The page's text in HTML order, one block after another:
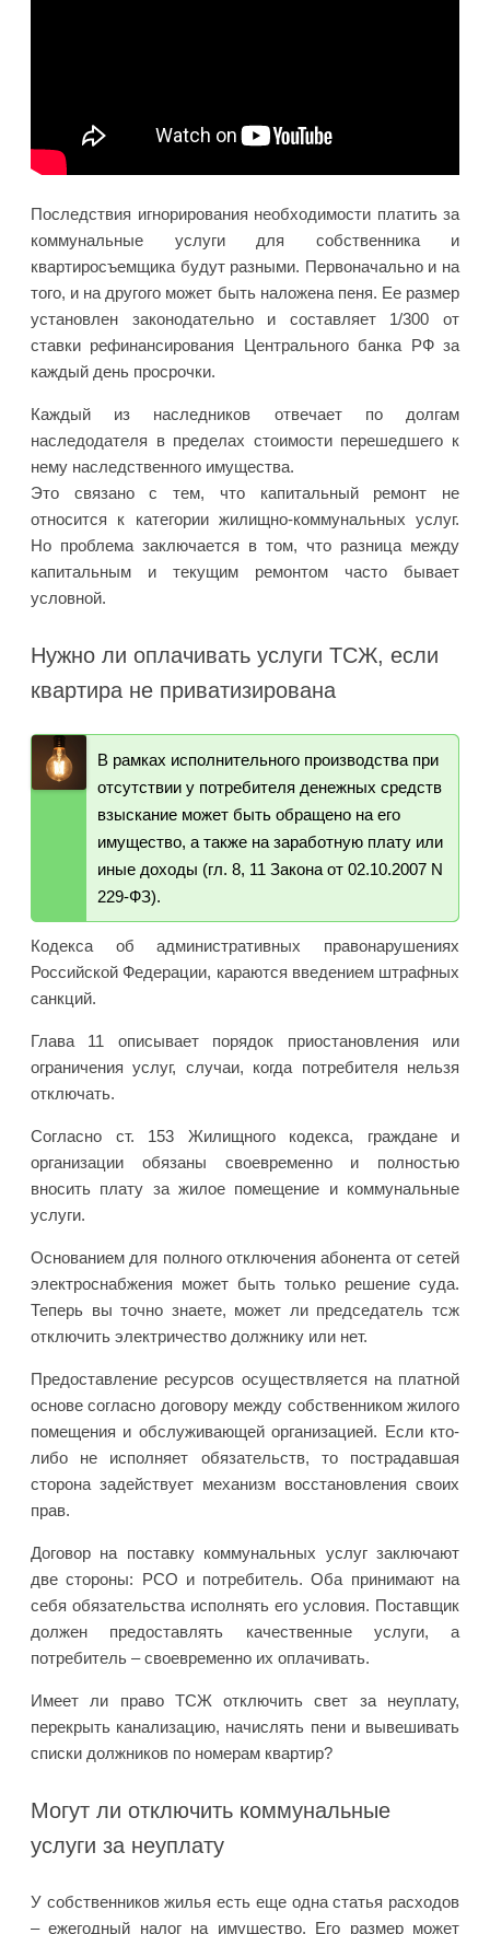
Последствия игнорирования необходимости платить за
коммунальные услуги для собственника и
квартиросъемщика будут разными. Первоначально и на
того, и на другого может быть наложена пеня. Ее размер
установлен законодательно и составляет 1/300 от
ставки рефинансирования Центрального банка РФ за
каждый день просрочки.
Каждый из наследников отвечает по долгам
наследодателя в пределах стоимости перешедшего к
нему наследственного имущества.
Это связано с тем, что капитальный ремонт не
относится к категории жилищно-коммунальных услуг.
Но проблема заключается в том, что разница между
капитальным и текущим ремонтом часто бывает
условной.
Нужно ли оплачивать услуги ТСЖ, если
квартира не приватизирована
В рамках исполнительного производства при
отсутствии у потребителя денежных средств
взыскание может быть обращено на его
имущество, а также на заработную плату или
иные доходы (гл. 8, 11 Закона от 02.10.2007 N
229-ФЗ).
Кодекса об административных правонарушениях
Российской Федерации, караются введением штрафных
санкций.
Глава 11 описывает порядок приостановления или
ограничения услуг, случаи, когда потребителя нельзя
отключать.
Согласно ст. 153 Жилищного кодекса, граждане и
организации обязаны своевременно и полностью
вносить плату за жилое помещение и коммунальные
услуги.
Основанием для полного отключения абонента от сетей
электроснабжения может быть только решение суда.
Теперь вы точно знаете, может ли председатель тсж
отключить электричество должнику или нет.
Предоставление ресурсов осуществляется на платной
основе согласно договору между собственником жилого
помещения и обслуживающей организацией. Если кто-
либо не исполняет обязательств, то пострадавшая
сторона задействует механизм восстановления своих
прав.
Договор на поставку коммунальных услуг заключают
две стороны: РСО и потребитель. Оба принимают на
себя обязательства исполнять его условия. Поставщик
должен предоставлять качественные услуги, а
потребитель – своевременно их оплачивать.
Имеет ли право ТСЖ отключить свет за неуплату,
перекрыть канализацию, начислять пени и вывешивать
списки должников по номерам квартир?
Могут ли отключить коммунальные
услуги за неуплату
У собственников жилья есть еще одна статья расходов
– ежегодный налог на имущество. Его размер может